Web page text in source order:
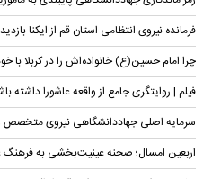
فرمانده نیروی انتظامی استان قم از ایکنا
چرا امام حسین(ع) خانواده‌اش را در کربلا با
فیلم | روایتگری جامع از واقعه عاشورا داشته
سرمایه اصلی جهاددانشگاهی نیروی
اربعین امسال؛ صحنه عینیت‌بخشی به